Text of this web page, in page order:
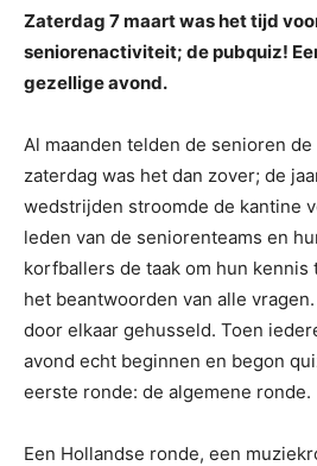
Zaterdag 7 maart was het tijd
seniorenactiviteit; de pubquiz!
gezellige avond.
Al maanden telden de senioren
zaterdag was het dan zover; de
wedstrijden stroomde de kantine
leden van de seniorenteams en
korfballers de taak om hun
het beantwoorden van alle
door elkaar gehusseld. Toen
avond echt beginnen en begon
eerste ronde: de algemene ronde.
Een Hollandse ronde, een